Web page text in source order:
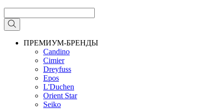
ПРЕМИУМ-БРЕНДЫ
Candino
Cimier
Dreyfuss
Epos
L'Duchen
Orient Star
Seiko